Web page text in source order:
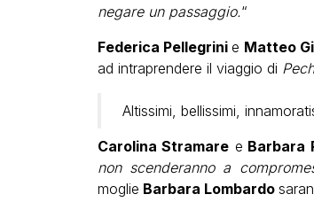
negare un passaggio.“
Federica Pellegrinie Matteo
ad intraprendere il viaggio di
Altissimi, bellissimi,
Carolina Stramare e Barbara
non scenderanno a
moglie Barbara Lombardo